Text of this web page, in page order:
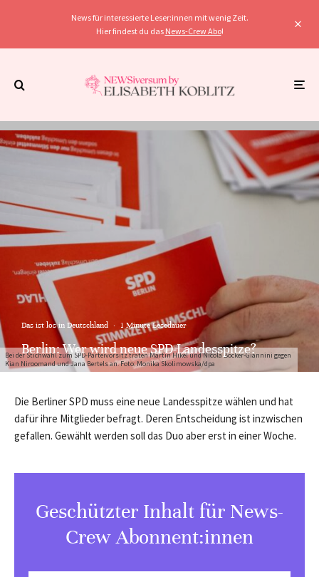
News für interessierte Leser:innen mit wenig Zeit.
Hier findest du das News-Crew Abo!
Bei der Stichwahl zum SPD-Parteivorsitz traten Martin Hikel und Nicola Böcker-Giannini gegen
Kian Niroomand und Jana Bertels an. Foto: Monika Skolimowska/dpa
Das ist los in Deutschland · 1 Minute Lesedauer
Berlin: Wer wird neue SPD-Landesspitze?
Die Berliner SPD muss eine neue Landesspitze wählen und hat
dafür ihre Mitglieder befragt. Deren Entscheidung ist inzwischen
gefallen. Gewählt werden soll das Duo aber erst in einer Woche.
Geschützter Inhalt für News-
Crew Abonnent:innen